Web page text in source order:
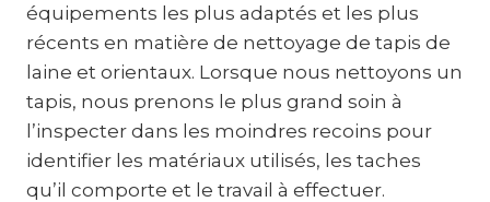
équipements les plus adaptés et les plus
récents en matière de nettoyage de tapis de
laine et orientaux. Lorsque nous nettoyons un
tapis, nous prenons le plus grand soin à
l’inspecter dans les moindres recoins pour
identifier les matériaux utilisés, les taches
qu’il comporte et le travail à effectuer.